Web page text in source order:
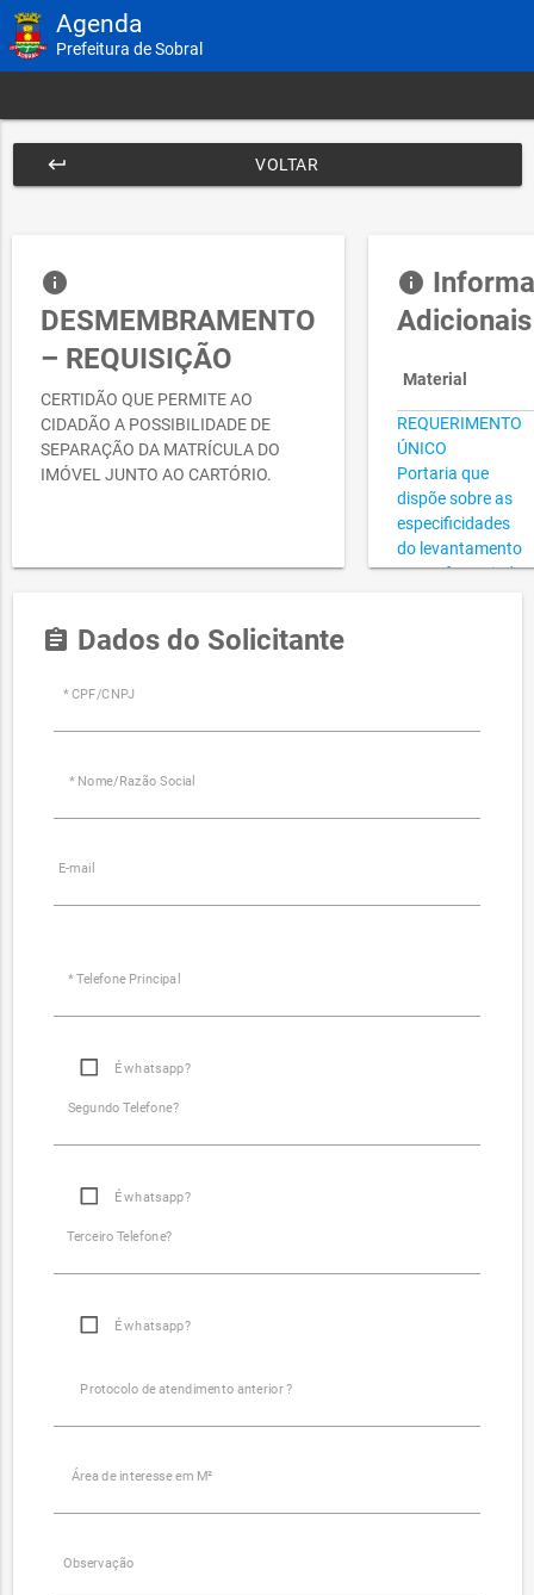
Agenda
Prefeitura de Sobral
VOLTAR
keyboard_return
info
DESMEMBRAMENTO
– REQUISIÇÃO
CERTIDÃO QUE PERMITE AO
CIDADÃO A POSSIBILIDADE DE
SEPARAÇÃO DA MATRÍCULA DO
IMÓVEL JUNTO AO CARTÓRIO.
info
Adicionais
Material
REQUERIMENTO
ÚNICO
Portaria que
dispõe sobre as
especificidades
do levantamento
georreferenciado!
assignment Dados do Solicitante
* CPF/CNPJ
* Nome/Razão Social
E-mail
* Telefone Principal
É whatsapp?
Segundo Telefone?
É whatsapp?
Terceiro Telefone?
É whatsapp?
Protocolo de atendimento anterior ?
Área de interesse em M²
Observação